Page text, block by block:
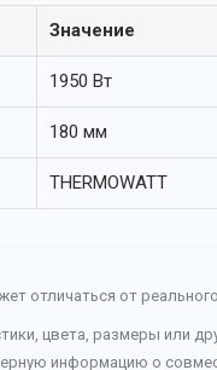
Значение
1950 Вт
180 мм
THERMOWATT
отличаться от
цвета, размеры или
информацию о